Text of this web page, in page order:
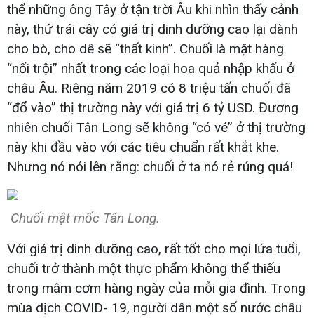
thể những ông Tây ở tận trời Âu khi nhìn thấy cảnh
này, thứ trái cây có giá trị dinh dưỡng cao lại dành
cho bò, cho dê sẽ “thất kinh”. Chuối là mặt hàng
“nổi trội” nhất trong các loại hoa quả nhập khẩu ở
châu Âu. Riêng năm 2019 có 8 triệu tấn chuối đã
“đổ vào” thị trường này với giá trị 6 tỷ USD. Đương
nhiên chuối Tân Long sẽ không “có vé” ở thị trường
này khi đầu vào với các tiêu chuẩn rất khắt khe.
Nhưng nó nói lên rằng: chuối ở ta nó rẻ rúng quá!
Chuối mật mốc Tân Long.
Với giá trị dinh dưỡng cao, rất tốt cho mọi lứa tuổi,
chuối trở thành một thực phẩm không thể thiếu
trong mâm cơm hàng ngày của mỗi gia đình. Trong
mùa dịch COVID- 19, người dân một số nước châu